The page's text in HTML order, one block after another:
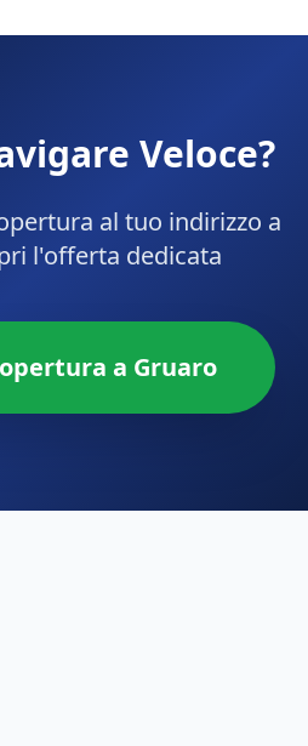
Veloce?
al tuo indirizzo a
l'offerta dedicata
a Gruaro